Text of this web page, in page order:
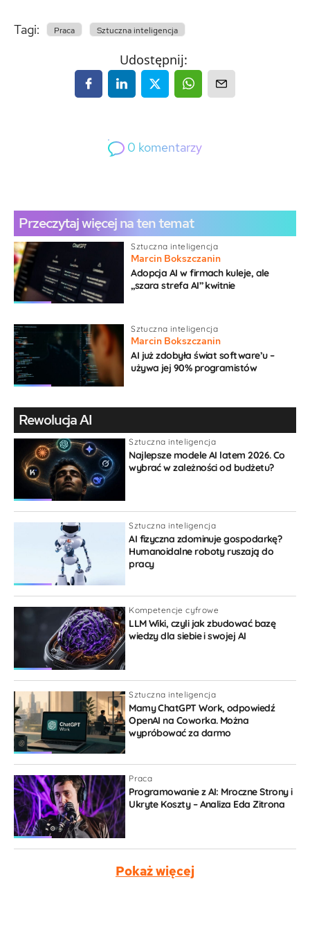
Tagi: Praca Sztuczna inteligencja
Udostępnij:
0 komentarzy
Gość
{} [+]
Przeczytaj więcej na ten temat
Sztuczna inteligencja
Marcin Bokszczanin
Adopcja AI w firmach kuleje, ale
„szara strefa AI” kwitnie
Sztuczna inteligencja
Marcin Bokszczanin
AI już zdobyła świat software’u –
używa jej 90% programistów
Rewolucja AI
Sztuczna inteligencja
Najlepsze modele AI latem 2026. Co
wybrać w zależności od budżetu?
Sztuczna inteligencja
AI fizyczna zdominuje gospodarkę?
Humanoidalne roboty ruszają do
pracy
Kompetencje cyfrowe
LLM Wiki, czyli jak zbudować bazę
wiedzy dla siebie i swojej AI
Sztuczna inteligencja
Mamy ChatGPT Work, odpowiedź
OpenAI na Coworka. Można
wypróbować za darmo
Praca
Programowanie z AI: Mroczne Strony i
Ukryte Koszty – Analiza Eda Zitrona
Pokaż więcej